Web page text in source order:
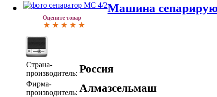
Оцените товар
Машина
Страна-
производитель: Россия
Фирма-
производитель: Алмазсельмаш